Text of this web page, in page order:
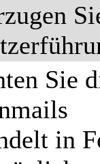
Sie
in